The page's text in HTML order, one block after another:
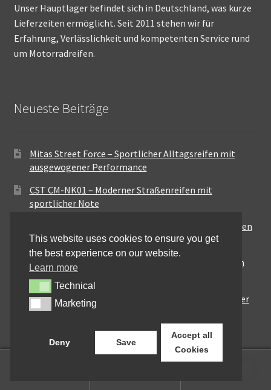
Unser Hauptlager befindet sich in Deutschland, was kurze
Lieferzeiten ermöglicht. Seit 2011 stehen wir für
Erfahrung, Verlässlichkeit und kompetenten Service rund
um Motorradreifen.
Neueste Beiträge
Mitas Street Force – Sportlicher Alltagsreifen mit
ausgewogener Performance
CST CM-NK01 – Moderner Straßenreifen mit
sportlicher Note
Maxxis MA-ST3 – Ausgewogener Sport-Touring-Reifen
für vielseitige Einsätze
Pirelli City Demon – Zuverlässigkeit für den urbanen
Alltag
Metzeler Perfect ME77 – Klassische Optik mit solider
Straßenperformance
This website uses cookies to ensure you get
the best experience on our website.
Learn more
TechnicalTechnical
MarketingMarketing
Deny Save
Accept all
Cookies